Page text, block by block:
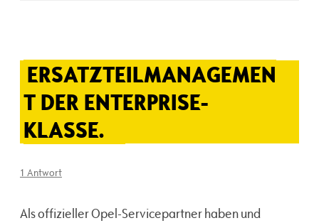
ERSATZTEILMANAGEMEN
T DER ENTERPRISE-
KLASSE.
1 Antwort
Als offizieller Opel-Servicepartner haben und